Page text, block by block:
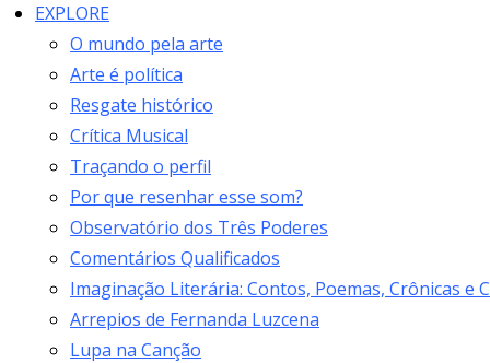
EXPLORE
O mundo pela arte
Arte é política
Resgate histórico
Crítica Musical
Traçando o perfil
Por que resenhar esse som?
Observatório dos Três Poderes
Comentários Qualificados
Imaginação Literária: Contos, Poemas, Crônicas e
Arrepios de Fernanda Luzcena
Lupa na Canção